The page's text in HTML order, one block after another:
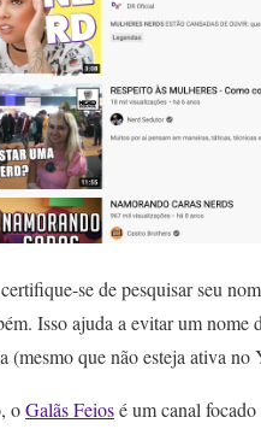
se de pesquisar seu
Isso ajuda a evitar um nome
(mesmo que não esteja ativa no
oGalãs Feiosé um canal